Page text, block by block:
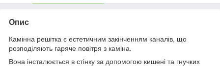
Опис
Камінна решітка є естетичним закінченням каналів, що
розподіляють гаряче повітря з каміна.
Вона інсталюється в стінку за допомогою кишені та гнучких